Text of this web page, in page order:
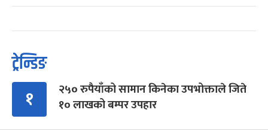
ट्रेन्डिङ
१
२५० रुपैयाँको सामान किनेका उपभोक्ताले जिते
१० लाखको बम्पर उपहार